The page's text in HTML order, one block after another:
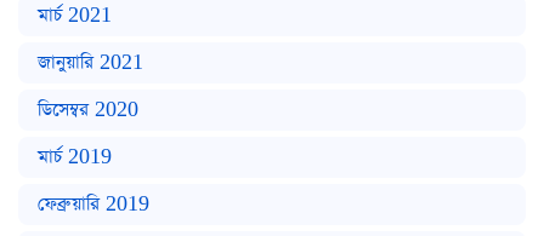
মার্চ 2021
জানুয়ারি 2021
ডিসেম্বর 2020
মার্চ 2019
ফেব্রুয়ারি 2019